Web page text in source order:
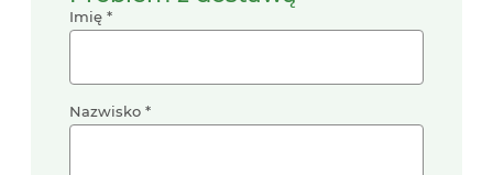
Imię
Nazwisko